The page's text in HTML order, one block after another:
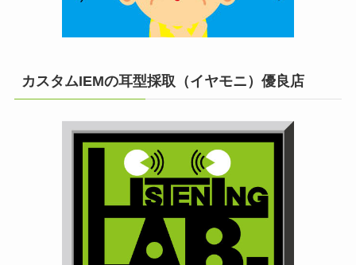
カスタムIEMの耳型採取（イヤモニ）優良店